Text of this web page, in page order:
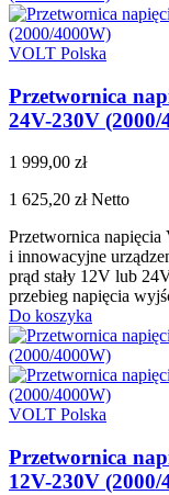
VOLT Polska
Przetwornica
24V-230V (2000/
1 999,00 zł
1 625,20 złNetto
Przetwornica
i innowacyjne
prąd stały 12V lub
przebieg napięcia
Do koszyka
VOLT Polska
Przetwornica
12V-230V (2000/